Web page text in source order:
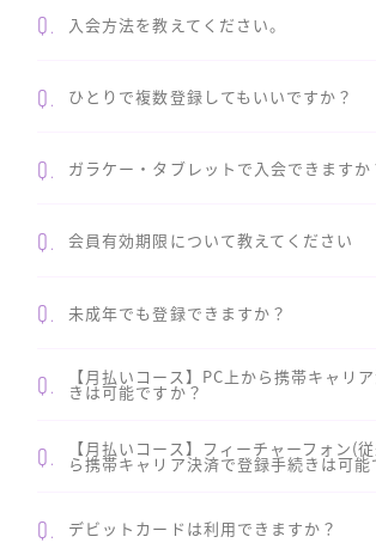
Q. 入会方法を教えてください。
Q. ひとりで複数登録してもいいですか？
Q. ガラケー・タブレットで入会できますか
Q. 会員有効期限について教えてください
Q. 未成年でも登録できますか？
Q. 【月払いコース】PC上から携帯キャリ
きは可能ですか？
Q. 【月払いコース】フィーチャーフォン(
ら携帯キャリア決済で登録手続きは可能
Q. デビットカードは利用できますか？